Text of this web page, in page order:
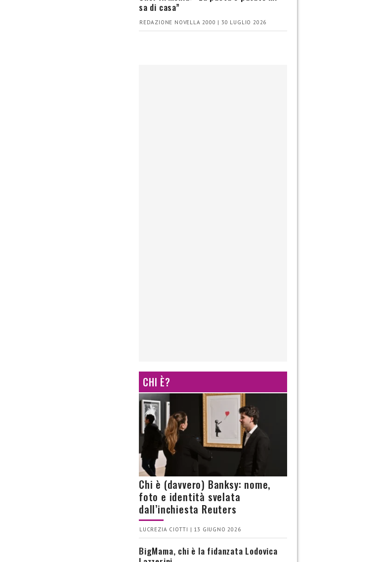
sa di casa”
REDAZIONE NOVELLA 2000 | 30 LUGLIO 2026
CHI È?
Chi è (davvero) Banksy: nome,
foto e identità svelata
dall’inchiesta Reuters
LUCREZIA CIOTTI | 13 GIUGNO 2026
BigMama, chi è la fidanzata Lodovica